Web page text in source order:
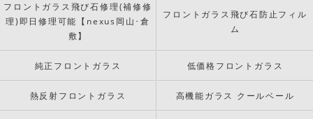
フロントガラス飛び石修理(補修修
理)即日修理可能【nexus岡山･倉
敷】
フロントガラス飛び石防止フィル
ム
純正フロントガラス 低価格フロントガラス
熱反射フロントガラス 高機能ガラス クールベール